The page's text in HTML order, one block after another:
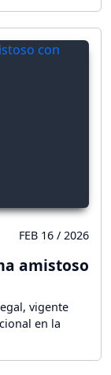
FEB 16 / 2026
amistoso
vigente
en la